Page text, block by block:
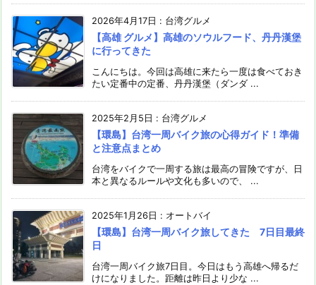
2026年4月17日 : 台湾グルメ
【高雄 グルメ】高雄のソウルフード、丹丹漢堡
に行ってきた
こんにちは。今回は高雄に来たら一度は食べておき
たい定番中の定番、丹丹漢堡（ダンダ ...
2025年2月5日 : 台湾グルメ
【環島】台湾一周バイク旅の心得ガイド！準備
と注意点まとめ
台湾をバイクで一周する旅は最高の冒険ですが、日
本と異なるルールや文化も多いので、 ...
2025年1月26日 : オートバイ
【環島】台湾一周バイク旅してきた 7日目最終
日
台湾一周バイク旅7日目。今日はもう高雄へ帰るだ
けになりました。距離は昨日より少な ...